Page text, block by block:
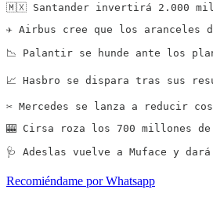
🇲🇽 Santander invertirá 2.000
✈️ Airbus cree que los aranceles
📉 Palantir se hunde ante los
📈 Hasbro se dispara tras sus
✂️ Mercedes se lanza a reducir
🎰 Cirsa roza los 700 millones de
🩺 Adeslas vuelve a Muface y
Recomiéndame por Whatsapp